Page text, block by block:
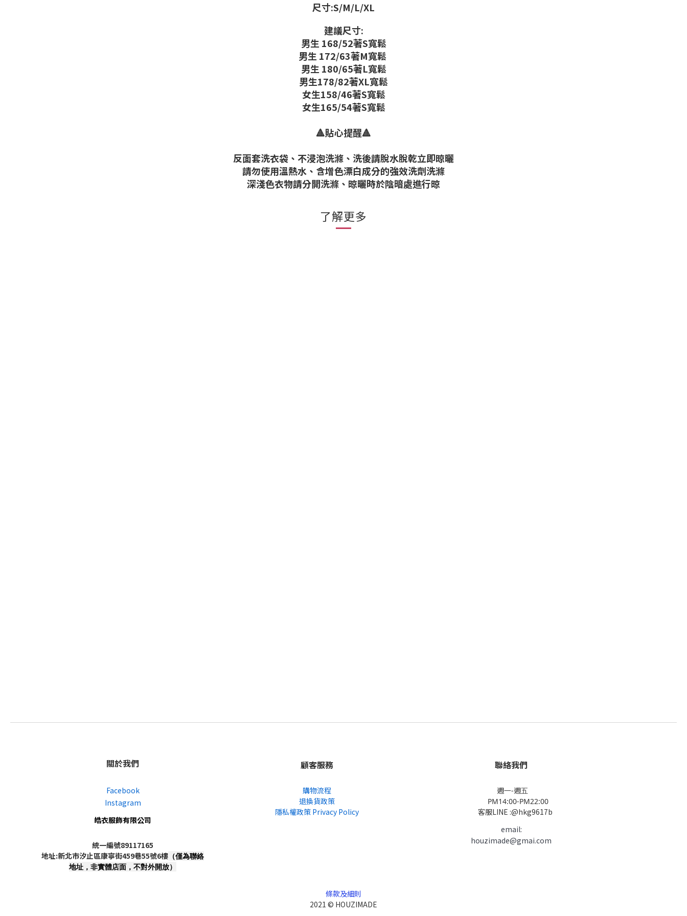
尺寸:S/M/L/XL
建議尺寸:
男生 168/52著S寬鬆
男生 172/63著M寬鬆
男生 180/65著L寬鬆
男生178/82著XL寬鬆
女生158/46著S寬鬆
女生165/54著S寬鬆
🔺貼心提醒🔺
反面套洗衣袋、不浸泡洗滌、洗後請脫水脫乾立即晾曬
請勿使用溫熱水、含增色漂白成分的強效洗劑洗滌
深淺色衣物請分開洗滌、晾曬時於陰暗處進行晾
了解更多
關於我們
Facebook
Instagram
皓衣服飾有限公司
統一編號89117165
地址:新北市汐止區康寧街459巷55號6樓 （僅為聯絡
地址，非實體店面，不對外開放）
顧客服務
購物流程
退換貨政策
隱私權政策 Privacy Policy
聯絡我們
週一-週五
PM14:00-PM22:00
客服LINE :@hkg9617b
email:
houzimade@gmai.com
條款及細則
2021 © HOUZIMADE